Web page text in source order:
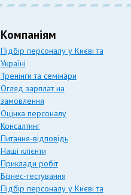
Компаніям
Підбір персоналу у Києві та
Україні
Тренінги та семінари
Огляд зарплат на
замовлення
Оцінка персоналу
Консалтинг
Питання-відповідь
Наші клієнти
Приклади робіт
Бізнес-тестування
Підбір персоналу у Києві та